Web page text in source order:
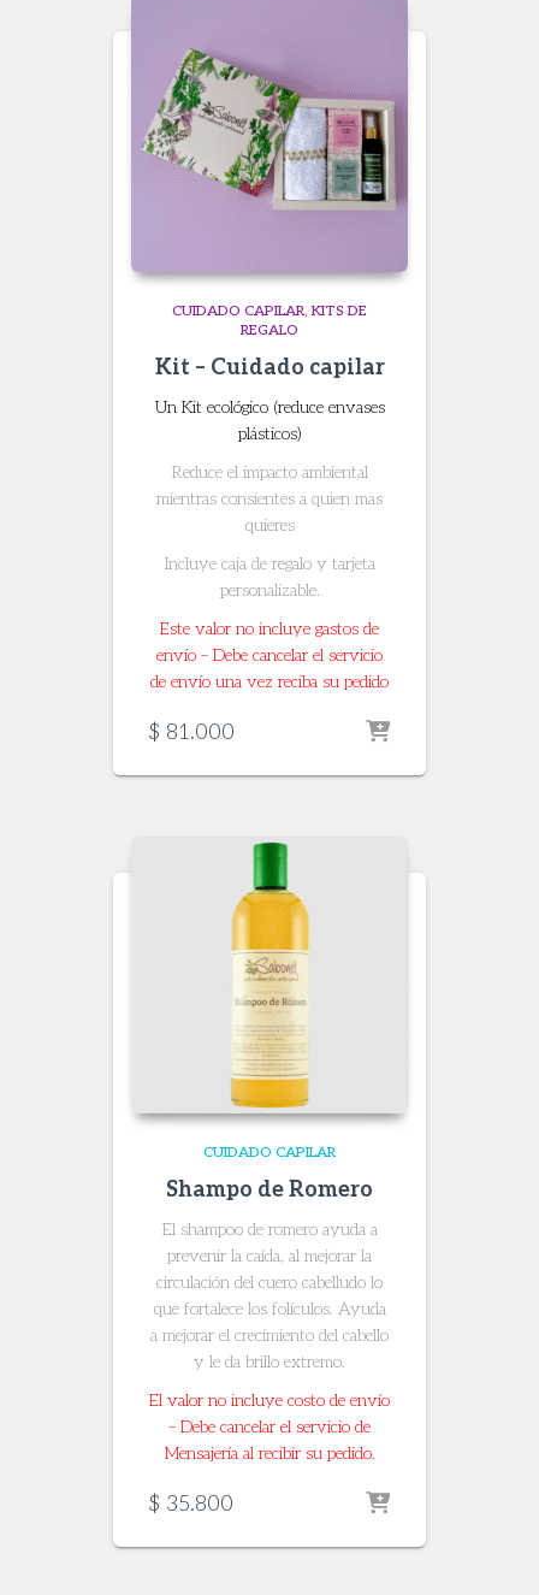
CUIDADO CAPILAR KITS DE
REGALO
Kit – Cuidado capilar
Un Kit ecológico (reduce envases
plásticos)
Reduce el impacto ambiental
mientras consientes a quien mas
quieres
Incluye caja de regalo y tarjeta
personalizable.
Este valor no incluye gastos de
envío – Debe cancelar el servicio
de envío una vez reciba su pedido
$ 81.000
CUIDADO CAPILAR
Shampo de Romero
El shampoo de romero ayuda a
prevenir la caída, al mejorar la
circulación del cuero cabelludo lo
que fortalece los folículos. Ayuda
a mejorar el crecimiento del cabello
y le da brillo extremo.
El valor no incluye costo de envío
– Debe cancelar el servicio de
Mensajería al recibir su pedido.
$ 35.800